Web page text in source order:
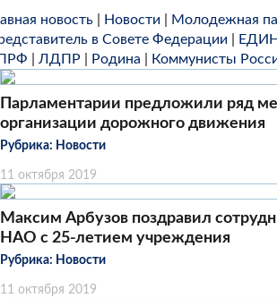
новость Новости Молодежная
в Совете Федерации
ЛДПР Родина Коммунисты
Парламентарии предложили ряд
организации дорожного движения
Рубрика: Новости
11 октября 2019
Максим Арбузов поздравил
НАО с 25-летием учреждения
Рубрика: Новости
11 октября 2019